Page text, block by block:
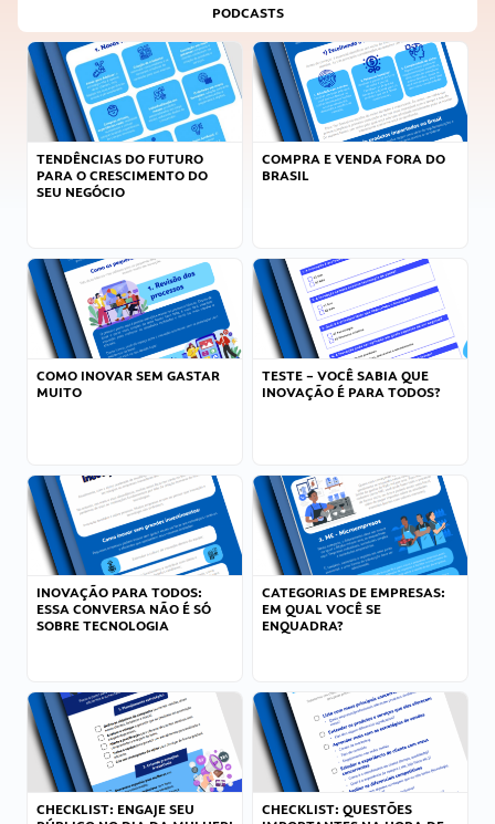
PODCASTS
TENDÊNCIAS DO FUTURO
PARA O CRESCIMENTO DO
SEU NEGÓCIO
COMPRA E VENDA FORA DO
BRASIL
COMO INOVAR SEM GASTAR
MUITO
TESTE – VOCÊ SABIA QUE
INOVAÇÃO É PARA TODOS?
INOVAÇÃO PARA TODOS:
ESSA CONVERSA NÃO É SÓ
SOBRE TECNOLOGIA
CATEGORIAS DE EMPRESAS:
EM QUAL VOCÊ SE
ENQUADRA?
CHECKLIST: ENGAJE SEU
CHECKLIST: QUESTÕES